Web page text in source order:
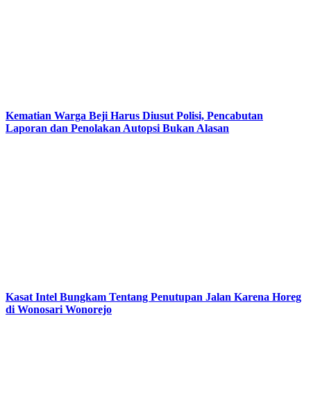
Kematian Warga Beji Harus Diusut Polisi, Pencabutan
Laporan dan Penolakan Autopsi Bukan Alasan
Kasat Intel Bungkam Tentang Penutupan Jalan Karena Horeg
di Wonosari Wonorejo